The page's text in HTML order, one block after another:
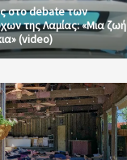
στο debate των
της Λαμίας: «Μια ζωή
(video)